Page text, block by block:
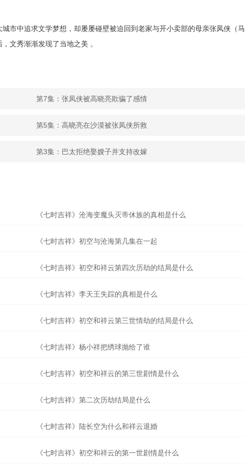
市中追求文学梦想，却屡屡碰壁被迫回到老家与开小卖部的母亲张凤侠（马
文秀渐渐发现了当地之美 。
第7集：张凤侠被高晓亮欺骗了感情
第5集：高晓亮在沙漠被张凤侠所救
第3集：巴太拒绝娶嫂子并支持改嫁
《七时吉祥》沧海变魔头灭帝休族的真相是什么
《七时吉祥》初空与沧海第几集在一起
《七时吉祥》初空和祥云第四次历劫的结局是什么
《七时吉祥》李天王失踪的真相是什么
《七时吉祥》初空和祥云第三世情劫的结局是什么
《七时吉祥》杨小祥把绣球抛给了谁
《七时吉祥》初空和祥云的第三世剧情是什么
《七时吉祥》第二次历劫结局是什么
《七时吉祥》陆长空为什么和祥云退婚
《七时吉祥》初空和祥云的第一世剧情是什么